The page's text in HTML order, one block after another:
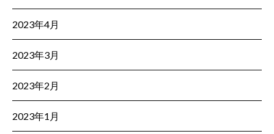
2023年4月
2023年3月
2023年2月
2023年1月